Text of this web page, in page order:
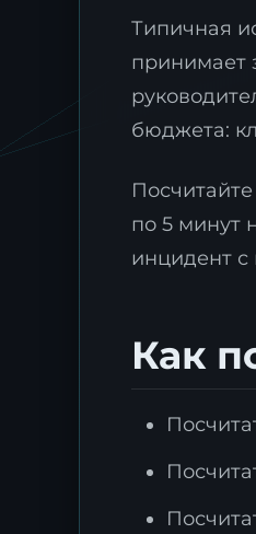
Типичная
принимает
бюджета:
по 5 минут
инцидент с
Как